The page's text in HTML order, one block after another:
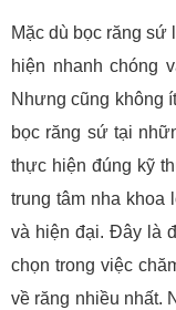
Mặc dù bọc răng
hiện nhanh chóng
Nhưng cũng không
bọc răng sứ tại
thực hiện đúng kỹ
trung tâm nha khoa
và hiện đại. Đây là
chọn trong việc
về răng nhiều nhất.